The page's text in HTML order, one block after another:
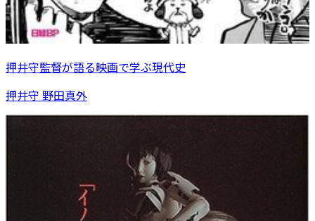
押井守監督が語る映画で学ぶ現代史
押井守 野田真外